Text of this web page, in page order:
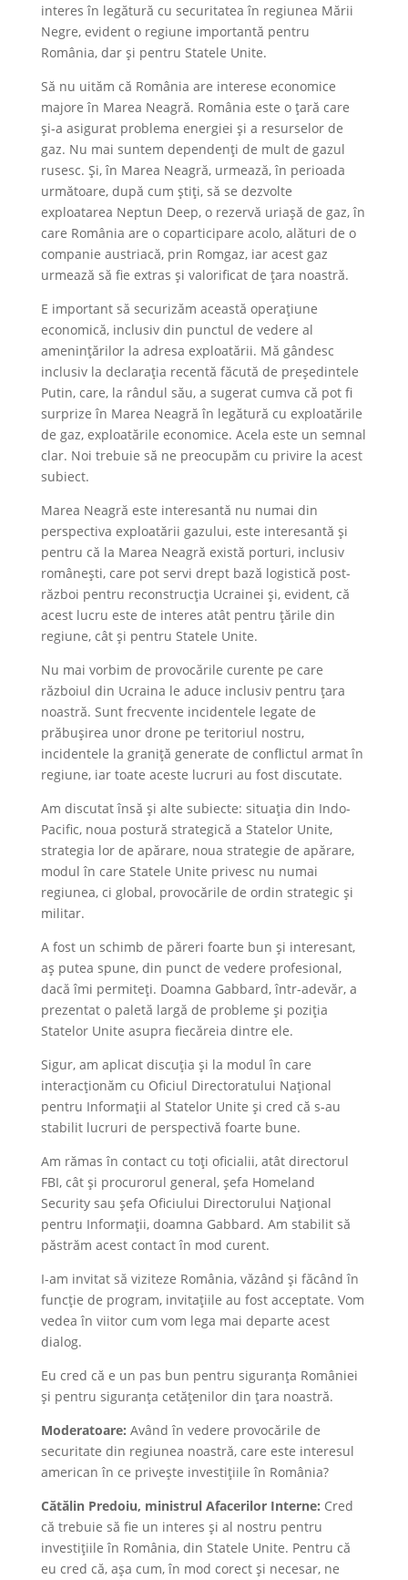
interes în legătură cu securitatea în regiunea Mării
Negre, evident o regiune importantă pentru
România, dar și pentru Statele Unite.
Să nu uităm că România are interese economice
majore în Marea Neagră. România este o țară care
și-a asigurat problema energiei și a resurselor de
gaz. Nu mai suntem dependenți de mult de gazul
rusesc. Și, în Marea Neagră, urmează, în perioada
următoare, după cum știți, să se dezvolte
exploatarea Neptun Deep, o rezervă uriașă de gaz, în
care România are o coparticipare acolo, alături de o
companie austriacă, prin Romgaz, iar acest gaz
urmează să fie extras și valorificat de țara noastră.
E important să securizăm această operațiune
economică, inclusiv din punctul de vedere al
amenințărilor la adresa exploatării. Mă gândesc
inclusiv la declarația recentă făcută de președintele
Putin, care, la rândul său, a sugerat cumva că pot fi
surprize în Marea Neagră în legătură cu exploatările
de gaz, exploatările economice. Acela este un semnal
clar. Noi trebuie să ne preocupăm cu privire la acest
subiect.
Marea Neagră este interesantă nu numai din
perspectiva exploatării gazului, este interesantă și
pentru că la Marea Neagră există porturi, inclusiv
românești, care pot servi drept bază logistică post-
război pentru reconstrucția Ucrainei și, evident, că
acest lucru este de interes atât pentru țările din
regiune, cât și pentru Statele Unite.
Nu mai vorbim de provocările curente pe care
războiul din Ucraina le aduce inclusiv pentru țara
noastră. Sunt frecvente incidentele legate de
prăbușirea unor drone pe teritoriul nostru,
incidentele la graniță generate de conflictul armat în
regiune, iar toate aceste lucruri au fost discutate.
Am discutat însă și alte subiecte: situația din Indo-
Pacific, noua postură strategică a Statelor Unite,
strategia lor de apărare, noua strategie de apărare,
modul în care Statele Unite privesc nu numai
regiunea, ci global, provocările de ordin strategic și
militar.
A fost un schimb de păreri foarte bun și interesant,
aș putea spune, din punct de vedere profesional,
dacă îmi permiteți. Doamna Gabbard, într-adevăr, a
prezentat o paletă largă de probleme și poziția
Statelor Unite asupra fiecăreia dintre ele.
Sigur, am aplicat discuția și la modul în care
interacționăm cu Oficiul Directoratului Național
pentru Informații al Statelor Unite și cred că s-au
stabilit lucruri de perspectivă foarte bune.
Am rămas în contact cu toți oficialii, atât directorul
FBI, cât și procurorul general, șefa Homeland
Security sau șefa Oficiului Directorului Național
pentru Informații, doamna Gabbard. Am stabilit să
păstrăm acest contact în mod curent.
I-am invitat să viziteze România, văzând și făcând în
funcție de program, invitațiile au fost acceptate. Vom
vedea în viitor cum vom lega mai departe acest
dialog.
Eu cred că e un pas bun pentru siguranța României
și pentru siguranța cetățenilor din țara noastră.
Moderatoare: Având în vedere provocările de
securitate din regiunea noastră, care este interesul
american în ce privește investițiile în România?
Cătălin Predoiu, ministrul Afacerilor Interne: Cred
că trebuie să fie un interes și al nostru pentru
investițiile în România, din Statele Unite. Pentru că
eu cred că, așa cum, în mod corect și necesar, ne